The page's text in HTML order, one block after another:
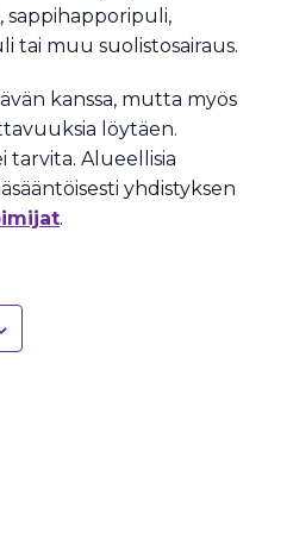
sappihapporipuli,
tai muu suolistosairaus.
kanssa, mutta myös
löytäen.
tarvita. Alueellisia
yhdistyksen
.